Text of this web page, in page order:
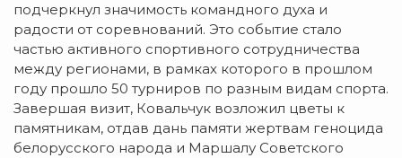
подчеркнул значимость командного духа и
радости от соревнований. Это событие стало
частью активного спортивного сотрудничества
между регионами, в рамках которого в прошлом
году прошло 50 турниров по разным видам спорта.
Завершая визит, Ковальчук возложил цветы к
памятникам, отдав дань памяти жертвам геноцида
белорусского народа и Маршалу Советского